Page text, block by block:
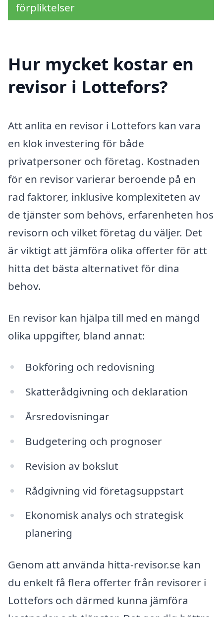
förpliktelser
Hur mycket kostar en
revisor i Lottefors?
Att anlita en revisor i Lottefors kan vara
en klok investering för både
privatpersoner och företag. Kostnaden
för en revisor varierar beroende på en
rad faktorer, inklusive komplexiteten av
de tjänster som behövs, erfarenheten hos
revisorn och vilket företag du väljer. Det
är viktigt att jämföra olika offerter för att
hitta det bästa alternativet för dina
behov.
En revisor kan hjälpa till med en mängd
olika uppgifter, bland annat:
Bokföring och redovisning
Skatterådgivning och deklaration
Årsredovisningar
Budgetering och prognoser
Revision av bokslut
Rådgivning vid företagsuppstart
Ekonomisk analys och strategisk
planering
Genom att använda hitta-revisor.se kan
du enkelt få flera offerter från revisorer i
Lottefors och därmed kunna jämföra